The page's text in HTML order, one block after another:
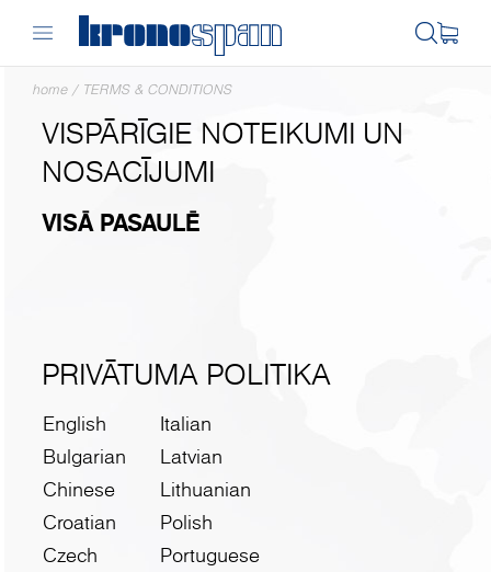
home / TERMS & CONDITIONS
VISPĀRĪGIE NOTEIKUMI UN
NOSACĪJUMI
VISĀ PASAULĒ
PRIVĀTUMA POLITIKA
English
Bulgarian
Chinese
Croatian
Czech
Italian
Latvian
Lithuanian
Polish
Portuguese